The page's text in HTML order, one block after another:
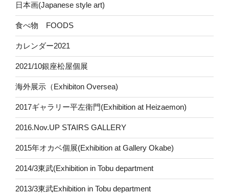
日本画(Japanese style art)
食べ物 FOODS
カレンダー2021
2021/10銀座松屋個展
海外展示（Exhibiton Oversea)
2017ギャラリー平左衛門(Exhibition at Heizaemon)
2016.Nov.UP STAIRS GALLERY
2015年オカベ個展(Exhibition at Gallery Okabe)
2014/3東武(Exhibition in Tobu department
2013/3東武Exhibition in Tobu department